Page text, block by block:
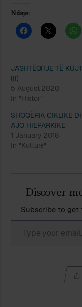
Ndaje:
JASHTËQITJE TË
(II)
5 August 2020
In "Histori"
SHOQËRIA CIKLIKE
AJO HIERARKIKE
1 January 2018
In "Kulturë"
Discover
Subscribe to get
Type your email…